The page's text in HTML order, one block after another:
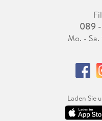
089
Mo. -
Laden Sie